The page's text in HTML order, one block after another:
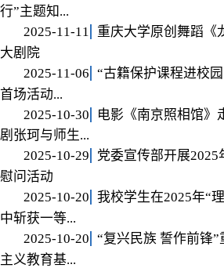
行”主题知...
2025-11-11
重庆大学原创舞蹈《
大剧院
2025-11-06
“古籍保护课程进校
首场活动...
2025-10-30
电影《南京照相馆》
剧张珂与师生...
2025-10-29
党委宣传部开展
慰问活动
2025-10-20
我校学生在2025年“
中斩获一等...
2025-10-20
“复兴民族 誓作前锋
主义教育基...